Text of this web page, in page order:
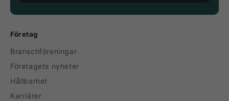
Företag
Branschföreningar
Företagets nyheter
Hållbarhet
Karriärer